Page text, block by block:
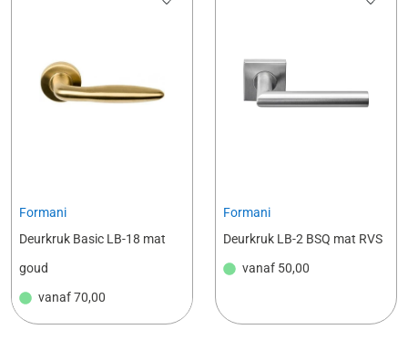
Formani
Deurkruk Basic LB-18 mat
goud
vanaf70,00
Formani
Deurkruk LB-2 BSQ mat RVS
vanaf 50,00